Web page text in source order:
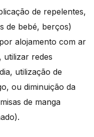
de repelentes,
de bebé, berços)
alojamento com ar
utilizar redes
utilização de
ou diminuição da
de manga